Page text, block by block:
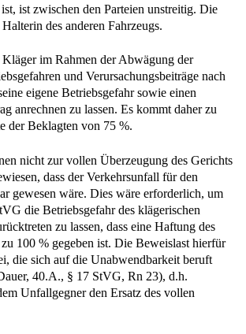
ist zwischen den Parteien unstreitig. Die
des anderen Fahrzeugs.
Kläger im Rahmen der Abwägung der
und Verursachungsbeiträge nach
eigene Betriebsgefahr sowie einen
anrechnen zu lassen. Es kommt daher zu
der Beklagten von 75 %.
nicht zur vollen Überzeugung des Gerichts
dass der Verkehrsunfall für den
gewesen wäre. Dies wäre erforderlich, um
die Betriebsgefahr des klägerischen
zu lassen, dass eine Haftung des
100 % gegeben ist. Die Beweislast hierfür
die sich auf die Unabwendbarkeit beruft
40.A., § 17 StVG, Rn 23), d.h.
Unfallgegner den Ersatz des vollen